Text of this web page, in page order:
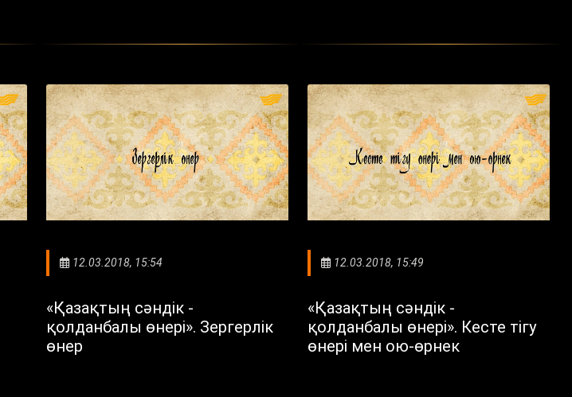
12.03.2018, 15:54
«Қазақтың сәндік -
қолданбалы өнері». Зергерлік
өнер
12.03.2018, 15:49
«Қазақтың сәндік -
қолданбалы өнері». Кесте тігу
өнері мен ою-өрнек